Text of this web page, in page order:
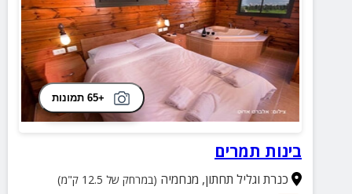
+65 תמונות
בינות תמרים
כנרת וגליל תחתון, מנחמיה (במרחק של 12.5 ק"מ)